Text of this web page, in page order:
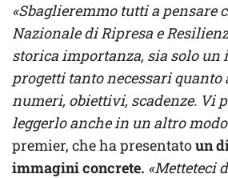
«Sbaglieremmo tutti a pensare
Nazionale di Ripresa e
storica importanza, sia solo un
progetti tanto necessari
numeri, obiettivi, scadenze. Vi
leggerlo anche in un altro
premier, che ha presentatoun
immagini concrete. «Metteteci